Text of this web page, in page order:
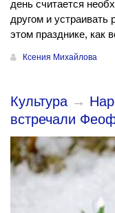
день считается
другом и
этом празднике, как
Ксения Михайлова
Культура →
встречали